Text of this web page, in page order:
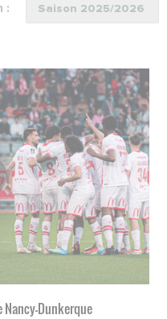
:
Nancy-Dunkerque